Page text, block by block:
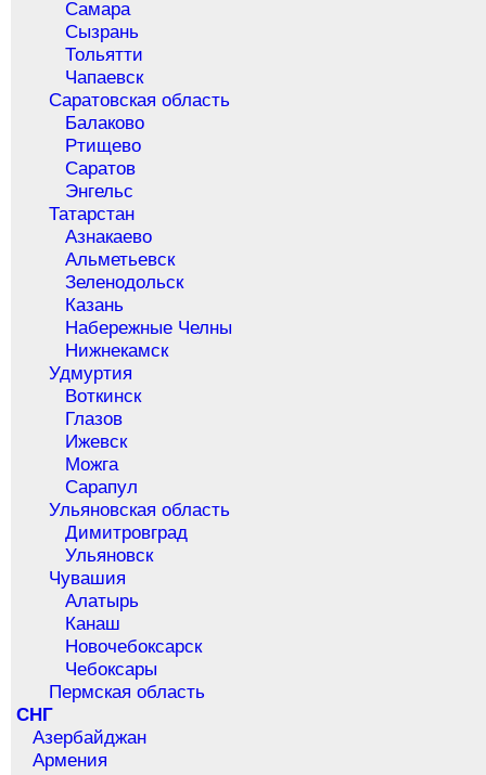
Самара
Сызрань
Тольятти
Чапаевск
Саратовская область
Балаково
Ртищево
Саратов
Энгельс
Татарстан
Азнакаево
Альметьевск
Зеленодольск
Казань
Набережные Челны
Нижнекамск
Удмуртия
Воткинск
Глазов
Ижевск
Можга
Сарапул
Ульяновская область
Димитровград
Ульяновск
Чувашия
Алатырь
Канаш
Новочебоксарск
Чебоксары
Пермская область
СНГ
Азербайджан
Армения